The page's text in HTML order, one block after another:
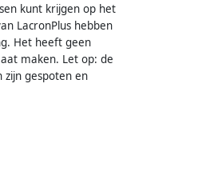
kunt krijgen op het
LacronPlus hebben
Het heeft geen
maken. Let op: de
zijn gespoten en